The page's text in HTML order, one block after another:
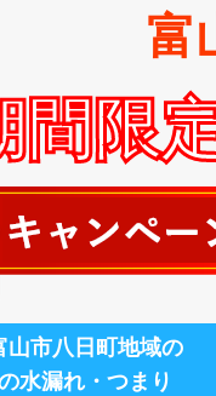
富
間限
山市八日町地域の
水漏れ・つまり